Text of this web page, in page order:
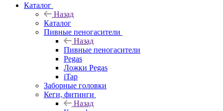
Каталог
Назад
Каталог
Пивные пеногасители
Назад
Пивные пеногасители
Pegas
Ложки Pegas
iTap
Заборные головки
Кеги, фитинги
Назад